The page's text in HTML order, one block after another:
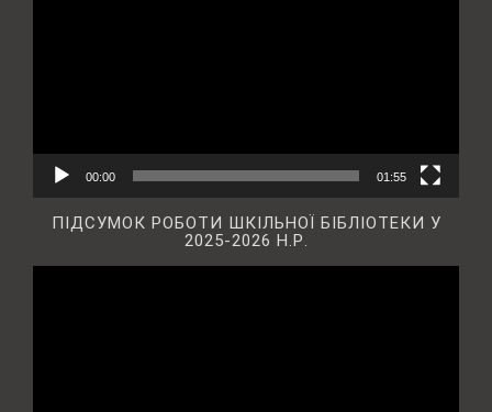
00:00 01:55
ПІДСУМОК РОБОТИ ШКІЛЬНОЇ БІБЛІОТЕКИ У
2025-2026 Н.Р.